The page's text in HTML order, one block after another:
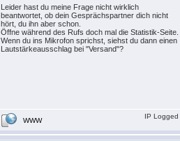
Leider hast du meine Frage nicht wirklich
beantwortet, ob dein Gesprächspartner dich nicht
hört, du ihn aber schon.
Öffne während des Rufs doch mal die Statistik-Seite.
Wenn du ins Mikrofon sprichst, siehst du dann einen
Lautstärkeausschlag bei "Versand"?
WWW
IP Logged